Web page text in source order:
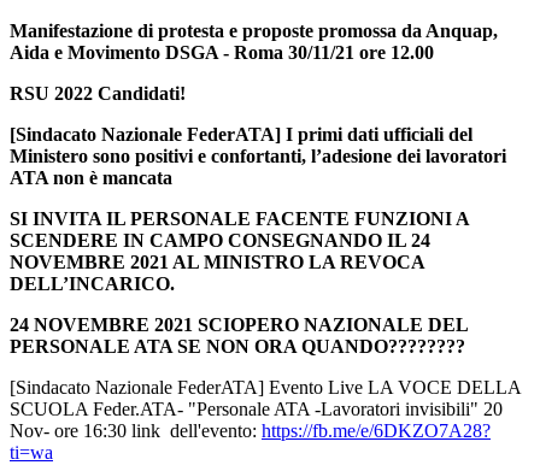
Manifestazione di protesta e proposte promossa da Anquap,
Aida e Movimento DSGA - Roma 30/11/21 ore 12.00
RSU 2022 Candidati!
[Sindacato Nazionale FederATA] I primi dati ufficiali del
Ministero sono positivi e confortanti, l’adesione dei lavoratori
ATA non è mancata
SI INVITA IL PERSONALE FACENTE FUNZIONI A
SCENDERE IN CAMPO CONSEGNANDO IL 24
NOVEMBRE 2021 AL MINISTRO LA REVOCA
DELL’INCARICO.
24 NOVEMBRE 2021 SCIOPERO NAZIONALE DEL
PERSONALE ATA SE NON ORA QUANDO????????
[Sindacato Nazionale FederATA] Evento Live LA VOCE DELLA
SCUOLA Feder.ATA- "Personale ATA -Lavoratori invisibili" 20
Nov- ore 16:30 link dell'evento: https://fb.me/e/6DKZO7A28?
ti=wa